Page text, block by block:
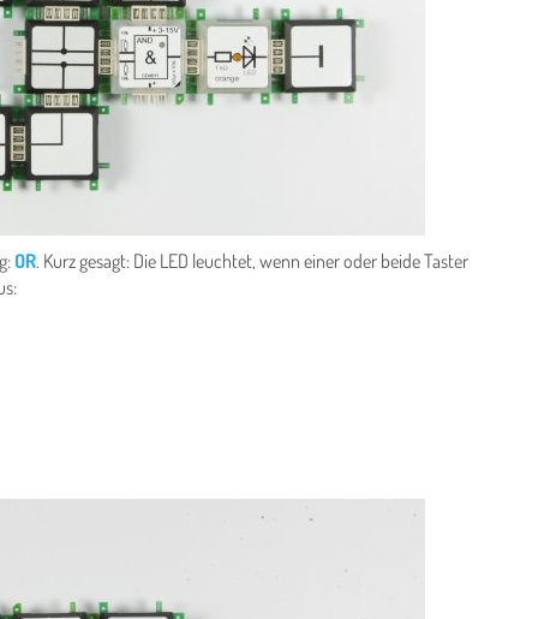
OR. Kurz gesagt: Die LED leuchtet, wenn einer oder beide Taster